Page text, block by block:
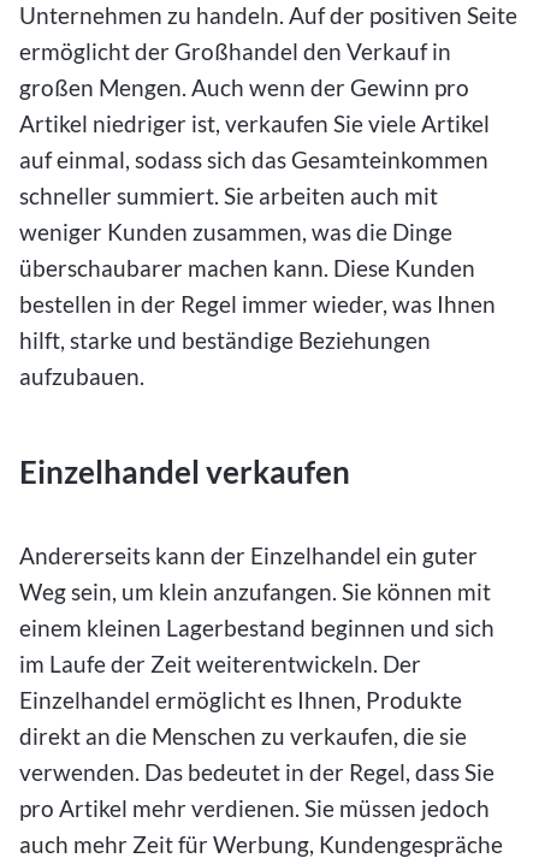
Unternehmen zu handeln. Auf der positiven Seite
ermöglicht der Großhandel den Verkauf in
großen Mengen. Auch wenn der Gewinn pro
Artikel niedriger ist, verkaufen Sie viele Artikel
auf einmal, sodass sich das Gesamteinkommen
schneller summiert. Sie arbeiten auch mit
weniger Kunden zusammen, was die Dinge
überschaubarer machen kann. Diese Kunden
bestellen in der Regel immer wieder, was Ihnen
hilft, starke und beständige Beziehungen
aufzubauen.
Einzelhandel verkaufen
Andererseits kann der Einzelhandel ein guter
Weg sein, um klein anzufangen. Sie können mit
einem kleinen Lagerbestand beginnen und sich
im Laufe der Zeit weiterentwickeln. Der
Einzelhandel ermöglicht es Ihnen, Produkte
direkt an die Menschen zu verkaufen, die sie
verwenden. Das bedeutet in der Regel, dass Sie
pro Artikel mehr verdienen. Sie müssen jedoch
auch mehr Zeit für Werbung, Kundengespräche